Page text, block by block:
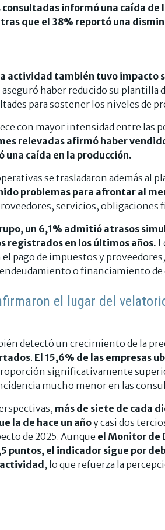
consultadas informó una caída
que el 38% reportó una
actividad también tuvo impacto
aseguró haber reducido su
para sostener los niveles de
con mayor intensidad entre las
relevadas afirmó haber
una caída en la producción.
se trasladaron además al
problemas para afrontar al
servicios, obligaciones
un 6,1% admitió atrasos
registrados en los últimos años.
pago de impuestos y
o financiamiento de
el lugar del
detectó un crecimiento de la
. El 15,6% de las empresas
significativamente
mucho menor en las
más de siete de cada
la de hace un añoy casi dos
de 2025. Aunque el Monitor de
puntos, el indicador sigue por
, lo que refuerza la